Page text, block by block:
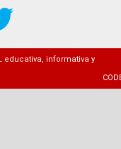
educativa, informativa y